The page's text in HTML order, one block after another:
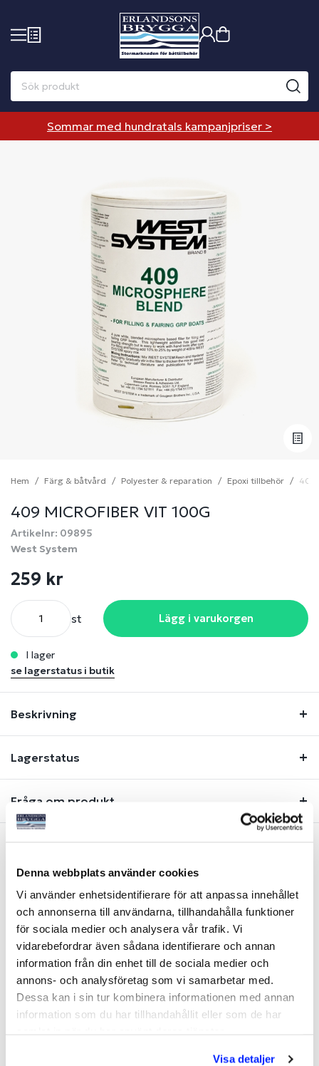
Denna webbplats använder cookies
Vi använder enhetsidentifierare för att anpassa innehållet
och annonserna till användarna, tillhandahålla funktioner
för sociala medier och analysera vår trafik. Vi
vidarebefordrar även sådana identifierare och annan
information från din enhet till de sociala medier och
annons- och analysföretag som vi samarbetar med.
Dessa kan i sin tur kombinera informationen med annan
information som du har tillhandahållit eller som de har
Visa detaljer
Sommar med hundratals kampanjpriser >
Hem Färg & båtvård Polyester & reparation Epoxi tillbehör 409
409 MICROFIBER VIT 100G
Artikelnr: 09895
West System
259 kr
st Lägg i varukorgen
i lager
se lagerstatus i butik
Beskrivning
Lagerstatus
Fråga om produkt
Liknande produkter
410 SPACKEL LÄTTSLIPAT